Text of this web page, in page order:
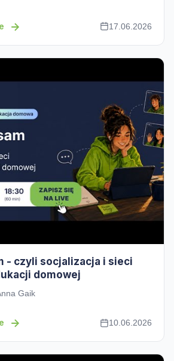
17.06.2026
- czyli socjalizacja i sieci
domowej
Gaik
10.06.2026